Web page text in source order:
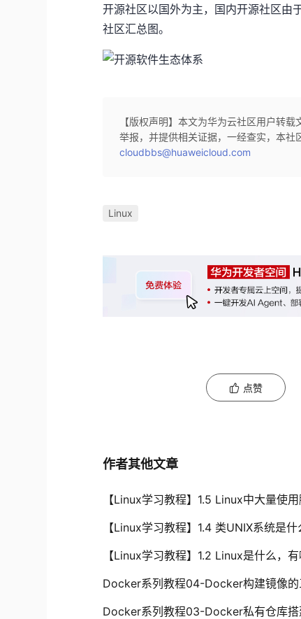
开源社区以国外为主，国内开源社区由
社区汇总图。
【版权声明】本文为华为云社区用户转
举报，并提供相关证据，一经查实，本社
cloudbbs@huaweicloud.com
Linux
点赞
作者其他文章
【Linux学习教程】1.5 Linux中大量使
【Linux学习教程】1.4 类UNIX系统是什
【Linux学习教程】1.2 Linux是什么，有
Docker系列教程04-Docker构建镜像的
Docker系列教程03-Docker私有仓库搭